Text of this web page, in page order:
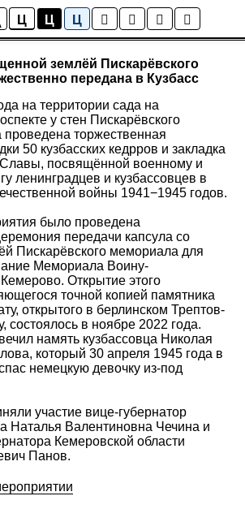
Ц Ц Ц
Новости
землёй Пискарёвского
передана в Кузбасс
на территории сада на
у стен Пискарёвского
торжественная
50 кузбасских кедрров и закладка
посвящённой военному и
ленинградцев и кузбассовцев в
войны 1941−1945 годов.
было проведена
передачи капсула со
Пискарёвского мемориала для
Мемориала Воину-
Открытие этого
точной копией памятника
открытого в берлинском Трептов-
состоялось в ноябре 2022 года.
намять кузбассовца Николая
который 30 апреля 1945 года в
немецкую девочку из-под
участие вице-губернатор
Наталья Валентиновна Чечина и
Кемеровской области
Панов.